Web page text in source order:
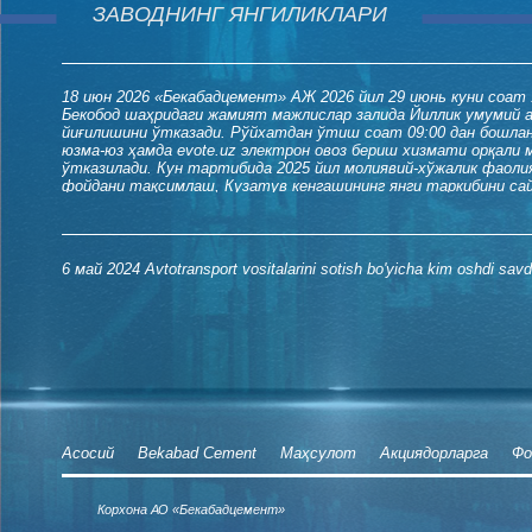
ЗАВОДНИНГ ЯНГИЛИКЛАРИ
18 июн 2026 «Бекабадцемент» АЖ 2026 йил 29 июнь куни соат
Бекобод шаҳридаги жамият мажлислар залида Йиллик умумий
йиғилишини ўтказади. Рўйхатдан ўтиш соат 09:00 дан
юзма-юз ҳамда evote.uz электрон овоз бериш хизмати орқали
ўтказилади. Кун тартибида 2025 йил молиявий-хўжалик
фойдани тақсимлаш, Кузатув кенгашининг янги таркибини
6 май 2024 Avtotransport vositalarini sotish bo'yicha kim oshdi
Асосий Bekabad Cement Маҳсулот Акциядорларга
Корхона АО «Бекабадцемент»